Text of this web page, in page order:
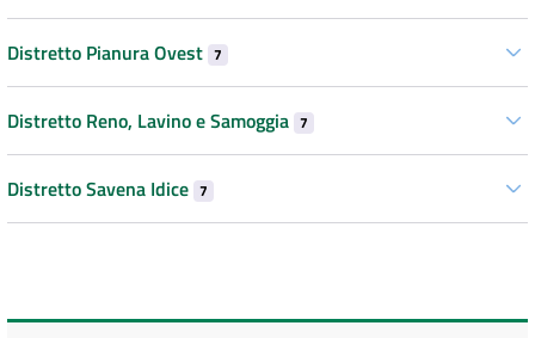
Distretto Pianura Ovest 7
Distretto Reno, Lavino e Samoggia 7
Distretto Savena Idice 7